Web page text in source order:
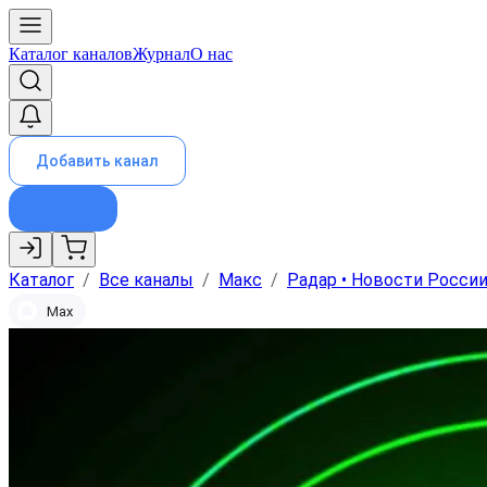
Каталог каналовЖурналО нас
Добавить канал
Каталог / Все каналы / Макс / Радар • Новости России
Max